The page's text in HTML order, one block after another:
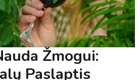
Žmogui:
Paslaptis